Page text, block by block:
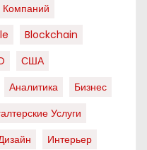
Blockchain
США
Аналитика
Бизнес
Услуги
Интерьер